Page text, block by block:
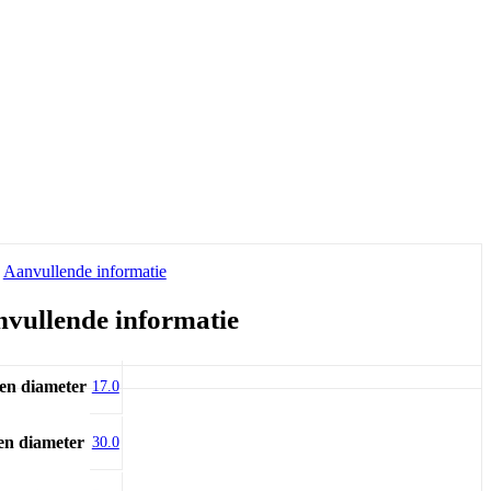
Aanvullende informatie
informatie
diameter 17.0
diameter 30.0